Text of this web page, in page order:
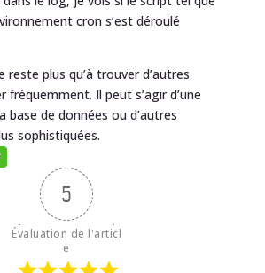
cron s’est déroulé
reste plus qu’à trouver d’autres
fréquemment. Il peut s’agir d’une
base de données ou d’autres
sophistiquées.
5
Évaluation de l'articl
e